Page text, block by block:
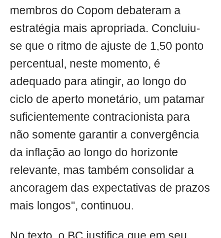
membros do Copom debateram a
estratégia mais apropriada. Concluiu-
se que o ritmo de ajuste de 1,50 ponto
percentual, neste momento, é
adequado para atingir, ao longo do
ciclo de aperto monetário, um patamar
suficientemente contracionista para
não somente garantir a convergência
da inflação ao longo do horizonte
relevante, mas também consolidar a
ancoragem das expectativas de prazos
mais longos", continuou.